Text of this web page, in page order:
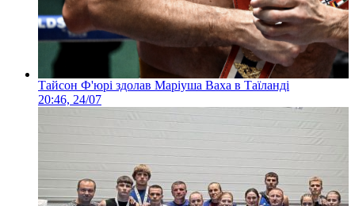
Тайсон Ф'юрі здолав Маріуша Ваха в Таїланді
20:46, 24/07